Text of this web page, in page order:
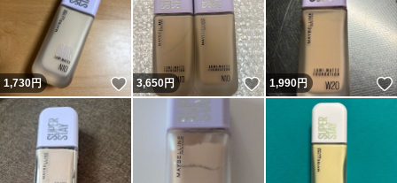
1,730円 いいね！
3,650円 いいね！
1,990円